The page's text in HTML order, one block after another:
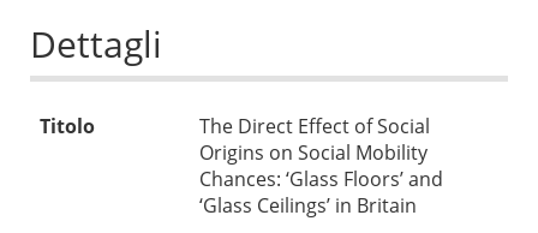
Dettagli
Titolo
The Direct Effect of Social
Origins on Social Mobility
Chances: ‘Glass Floors’ and
‘Glass Ceilings’ in Britain